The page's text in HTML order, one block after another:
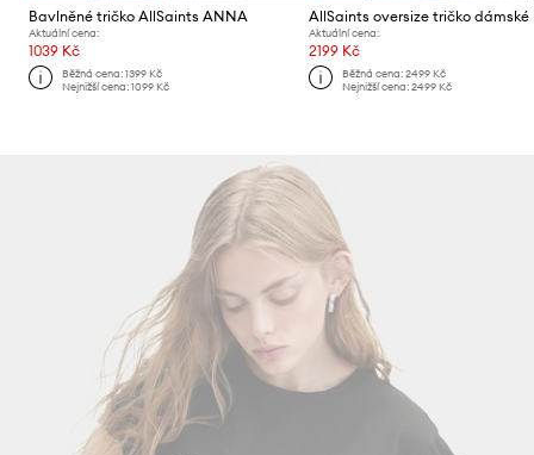
Bavlněné tričko AllSaints ANNA
Aktuální cena:
1039 Kč
Běžná cena:1399 Kč
Nejnižší cena:1099 Kč
Aktuální cena:
2199 Kč
Běžná cena: 2499 Kč
Nejnižší cena: 2499 Kč